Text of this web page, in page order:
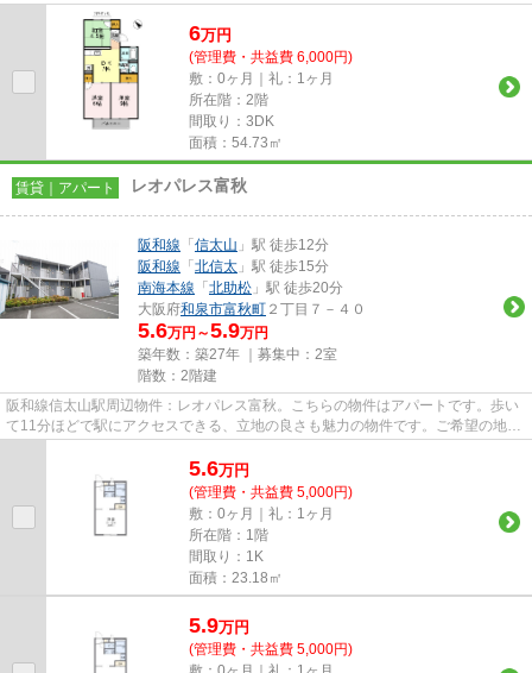
敷地外のごみ置き場に行く手間...
6万円
(管理費・共益費 6,000円)
敷：0ヶ月｜礼：1ヶ月
所在階：2階
間取り：3DK
面積：54.73㎡
賃貸｜アパート レオパレス富秋
阪和線 「 信太山 」駅 徒歩12分
阪和線 「 北信太 」駅 徒歩15分
南海本線 「 北助松 」駅 徒歩20分
大阪府和泉市富秋町 ２丁目７－４０
5.6万円～5.9万円
築年数：築27年 ｜募集中： 2室
階数：2階建
阪和線信太山駅周辺物件：レオパレス富秋。こちらの物件はアパートです。歩い
て11分ほどで駅にアクセスできる、立地の良さも魅力の物件です。ご希望の地域
5.6万円
(管理費・共益費 5,000円)
敷：0ヶ月｜礼：1ヶ月
所在階：1階
間取り：1K
面積：23.18㎡
5.9万円
(管理費・共益費 5,000円)